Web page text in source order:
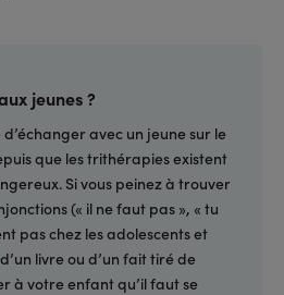
jeunes ?
d’échanger avec un jeune sur le
que les trithérapies existent
Si vous peinez à trouver
(« il ne faut pas », « tu
pas chez les adolescents et
livre ou d’un fait tiré de
à votre enfant qu’il faut se